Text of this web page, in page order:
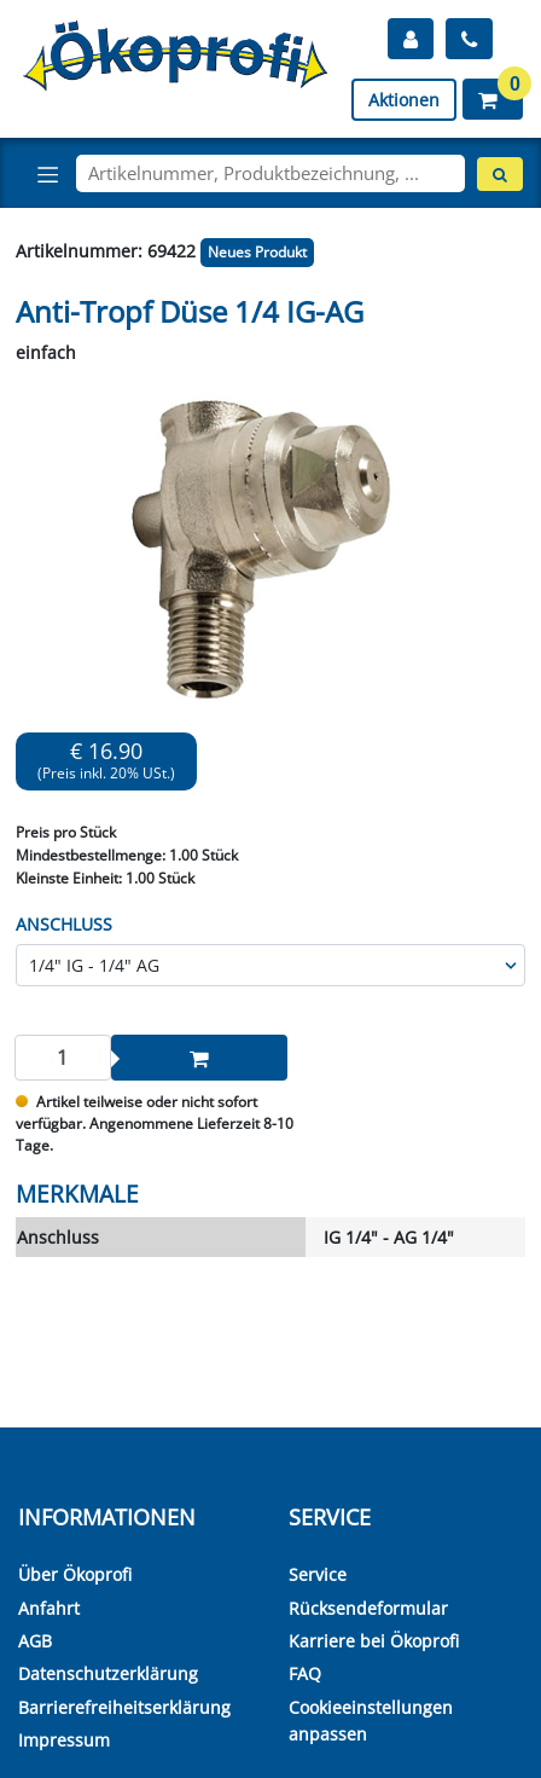
Aktionen
0
Artikelnummer: 69422 Neues Produkt
Anti-Tropf Düse 1/4 IG-AG
einfach
€ 16.90
(Preis inkl. 20% USt.)
Preis pro Stück
Mindestbestellmenge: 1.00 Stück
Kleinste Einheit:1.00 Stück
ANSCHLUSS
Artikel teilweise oder nicht sofort
verfügbar. Angenommene Lieferzeit 8-10
Tage.
MERKMALE
Anschluss IG 1/4" - AG 1/4"
INFORMATIONEN
Über Ökoprofi
Anfahrt
AGB
Datenschutzerklärung
Barrierefreiheitserklärung
Impressum
SERVICE
Service
Rücksendeformular
Karriere bei Ökoprofi
FAQ
Cookieeinstellungen
anpassen